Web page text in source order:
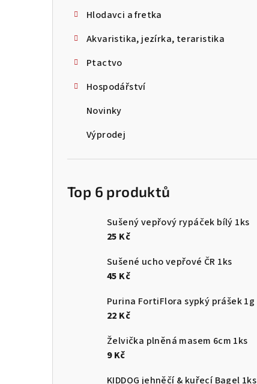
Hlodavci a fretka
Akvaristika, jezírka, teraristika
Ptactvo
Hospodářství
Novinky
Výprodej
Top 6 produktů
Sušený vepřový rypáček bílý 1ks
25 Kč
Sušené ucho vepřové ČR 1ks
45 Kč
Purina FortiFlora sypký prášek 1g
22 Kč
Želvička plněná masem 6cm 1ks
9 Kč
KIDDOG jehněčí & kuřecí Bagel 1ks